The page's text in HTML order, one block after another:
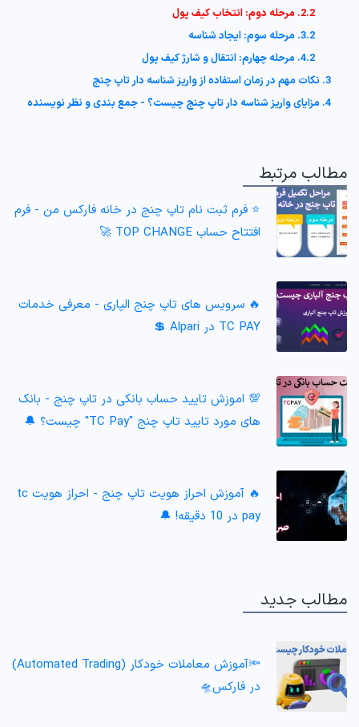
2.2. مرحله دوم: انتخاب کیف پول
3.2. مرحله سوم: ایجاد شناسه
4.2. مرحله چهارم: انتقال و شارژ کیف پول
3. نکات مهم در زمان استفاده از واریز شناسه دار تاپ چنج
4. مزایای واریز شناسه دار تاپ چنج چیست؟ - جمع بندی و نظر نویسنده
مطالب مرتبط
⭐️ فرم ثبت نام تاپ چنج در خانه فارکس من - فرم
افتتاح حساب TOP CHANGE 🚀
🔥 سرویس های تاپ چنج الپاری - معرفی خدمات
TC PAY در Alpari 💲
💯 اموزش تایید حساب بانکی در تاپ چنج - بانک
های مورد تایید تاپ چنج "TC Pay" چیست؟ 🔔
🔥 آموزش احراز هویت تاپ چنج - احراز هویت tc
pay در 10 دقیقه! 🔔
مطالب جدید
🔦آموزش معاملات خودکار (Automated Trading)
در فارکس🛸